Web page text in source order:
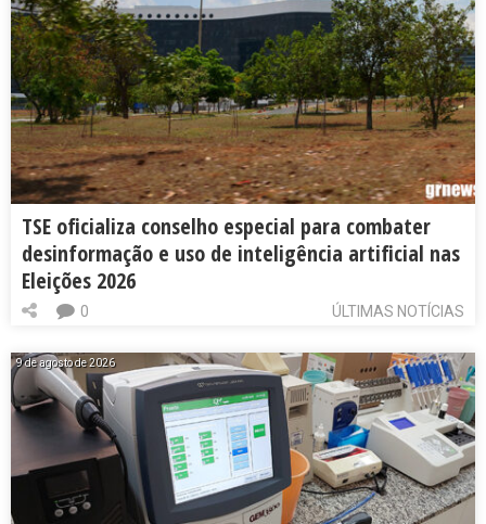
TSE oficializa conselho especial para combater
desinformação e uso de inteligência artificial nas
Eleições 2026
ÚLTIMAS NOTÍCIAS
0
9 de agosto de 2026